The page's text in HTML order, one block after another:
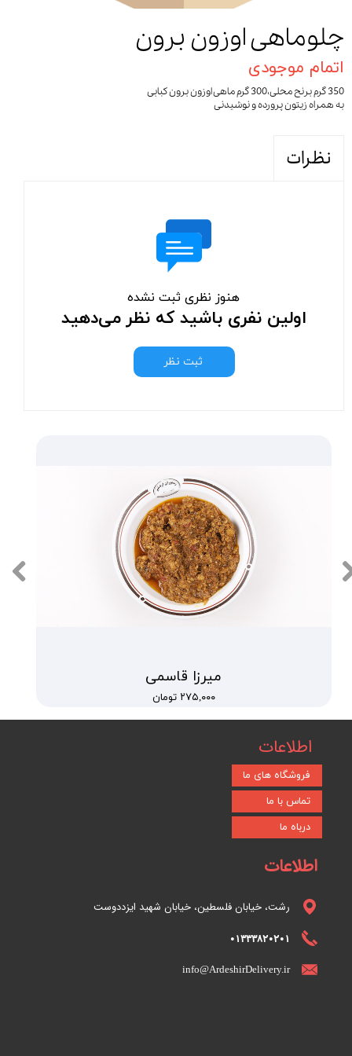
چلوماهی اوزون برون
اتمام موجودی
350 گرم برنح محلی،300 گرم ماهی اوزون برون کبابی
به همراه زیتون پرورده و نوشیدنی
نظرات
هنوز نظری ثبت نشده
اولین نفری باشید که نظر می‌دهید
ثبت نظر
میرزا قاسمی
۲۷۵,۰۰۰ تومان
فروشگاه های ما
تماس با ما
درباه ما
اطلاعات
اطلاعات
رشت، خیابان فلسطین، خیابان شهید ایزددوست
01333820201
info@ArdeshirDelivery.ir